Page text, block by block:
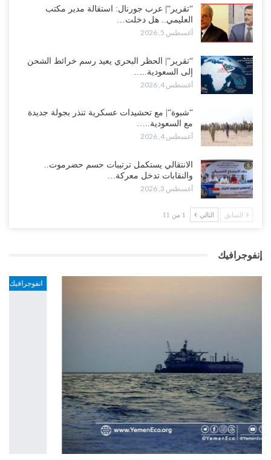
“تقرير“| عرب جورنال: استقالة مدير مكتب
العليمي.. هل دخلت…
أغسطس 5, 2026
“تقرير“| الحظر البحري يعيد رسم خرائط الشحن
إلى السعودية..…
أغسطس 4, 2026
“شبوة“| مع تحشيدات عسكرية تنذر بجولة جديدة
مع السعودية..…
أغسطس 4, 2026
الانتقالي يستكمل ترتيبات حسم حضرموت..
والنقابات تدخل معركة…
أغسطس 3, 2026
السابق التالي 1 من 11
إنفوجرافيك